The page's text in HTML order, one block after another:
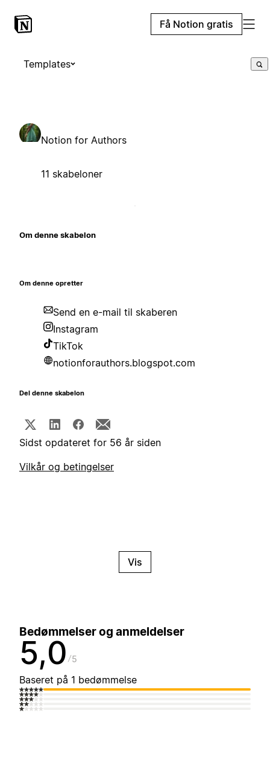
Få Notion gratis
Templates
Notion for Authors
11 skabeloner
Om denne skabelon
Om denne opretter
Send en e-mail til skaberen
Instagram
TikTok
notionforauthors.blogspot.com
Del denne skabelon
Sidst opdateret for 56 år siden
Vilkår og betingelser
Vis
Bedømmelser og anmeldelser
5,0 5
Baseret på 1 bedømmelse